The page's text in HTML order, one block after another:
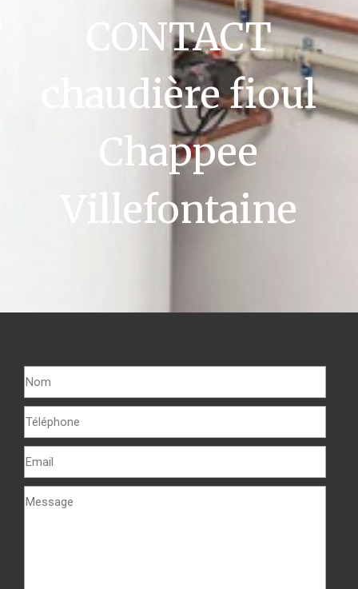
CONTACT
chaudière fioul
Chappee
Villefontaine